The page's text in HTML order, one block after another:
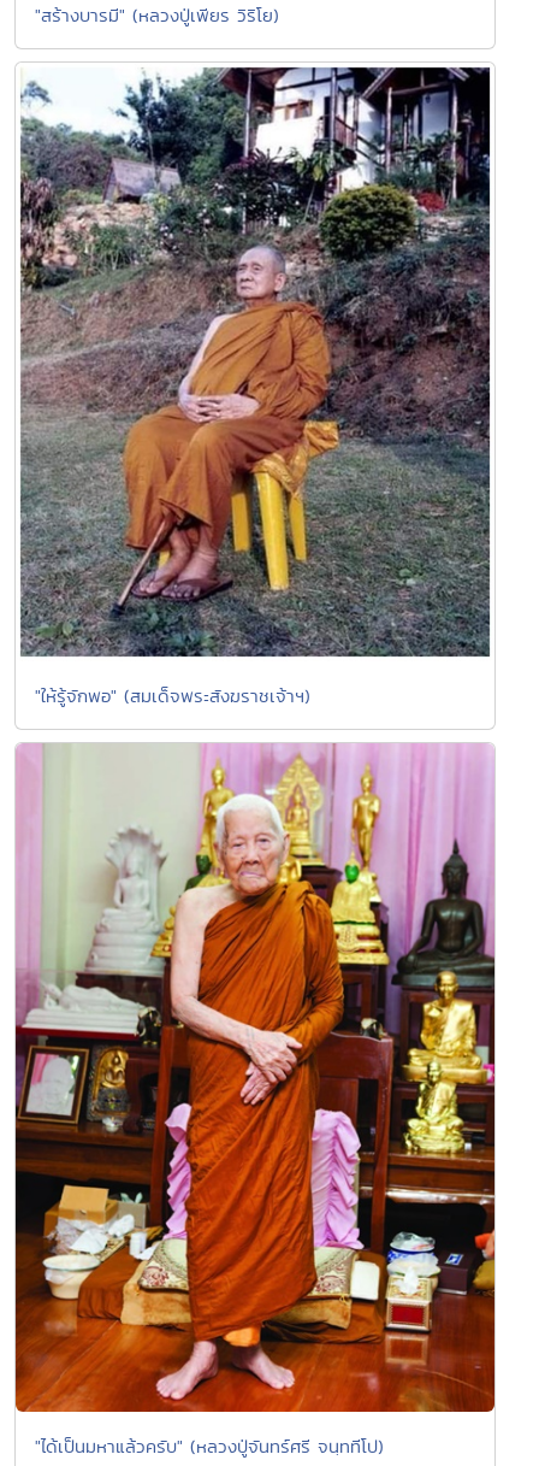
"สร้างบารมี" (หลวงปู่เพียร วิริโย)
"ให้รู้จักพอ" (สมเด็จพระสังฆราชเจ้าฯ)
"ได้เป็นมหาแล้วครับ" (หลวงปู่จันทร์ศรี จนฺททีโป)